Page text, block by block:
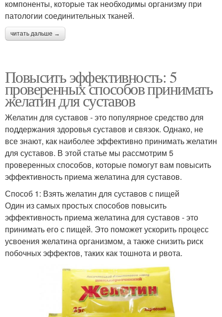
компоненты, которые так необходимы организму при
патологии соединительных тканей.
читать дальше →
Повысить эффективность: 5
проверенных способов принимать
желатин для суставов
Желатин для суставов - это популярное средство для
поддержания здоровья суставов и связок. Однако, не
все знают, как наиболее эффективно принимать желатин
для суставов. В этой статье мы рассмотрим 5
проверенных способов, которые помогут вам повысить
эффективность приема желатина для суставов.
Способ 1: Взять желатин для суставов с пищей
Один из самых простых способов повысить
эффективность приема желатина для суставов - это
принимать его с пищей. Это поможет ускорить процесс
усвоения желатина организмом, а также снизить риск
побочных эффектов, таких как тошнота и рвота.